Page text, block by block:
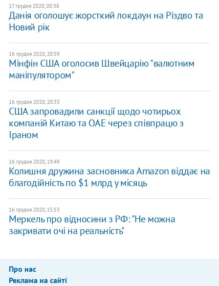
17 грудня 2020, 00:38
Данія оголошує жорсткий локдаун на Різдво та
Новий рік
16 грудня 2020, 20:59
Мінфін США оголосив Швейцарію "валютним
маніпулятором"
16 грудня 2020, 20:33
США запровадили санкції щодо чотирьох
компаній Китаю та ОАЕ через співпрацю з
Іраном
16 грудня 2020, 19:49
Колишня дружина засновника Amazon віддає на
благодійність по $1 млрд у місяць
16 грудня 2020, 15:53
Меркель про відносини з РФ: "Не можна
закривати очі на реальність"
Про нас
Реклама на сайті